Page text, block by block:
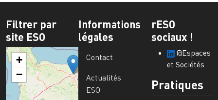
Filtrer par
site ESO
+
−
Informations
légales
Contact
Actualités
ESO
rESO
sociaux !
@Espaces
et Sociétés
Pratiques